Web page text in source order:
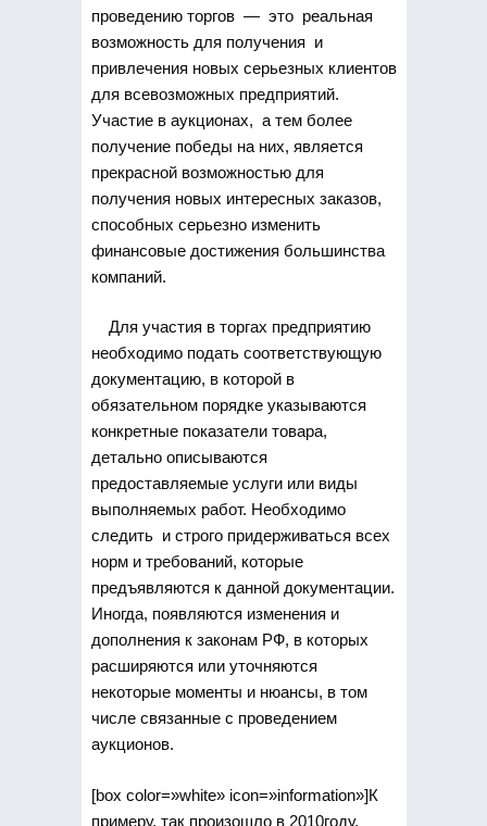
проведению торгов — это реальная
возможность для получения и
привлечения новых серьезных клиентов
для всевозможных предприятий.
Участие в аукционах, а тем более
получение победы на них, является
прекрасной возможностью для
получения новых интересных заказов,
способных серьезно изменить
финансовые достижения большинства
компаний.
Для участия в торгах предприятию
необходимо подать соответствующую
документацию, в которой в
обязательном порядке указываются
конкретные показатели товара,
детально описываются
предоставляемые услуги или виды
выполняемых работ. Необходимо
следить и строго придерживаться всех
норм и требований, которые
предъявляются к данной документации.
Иногда, появляются изменения и
дополнения к законам РФ, в которых
расширяются или уточняются
некоторые моменты и нюансы, в том
числе связанные с проведением
аукционов.
[box color=»white» icon=»information»]К
примеру, так произошло в 2010году,